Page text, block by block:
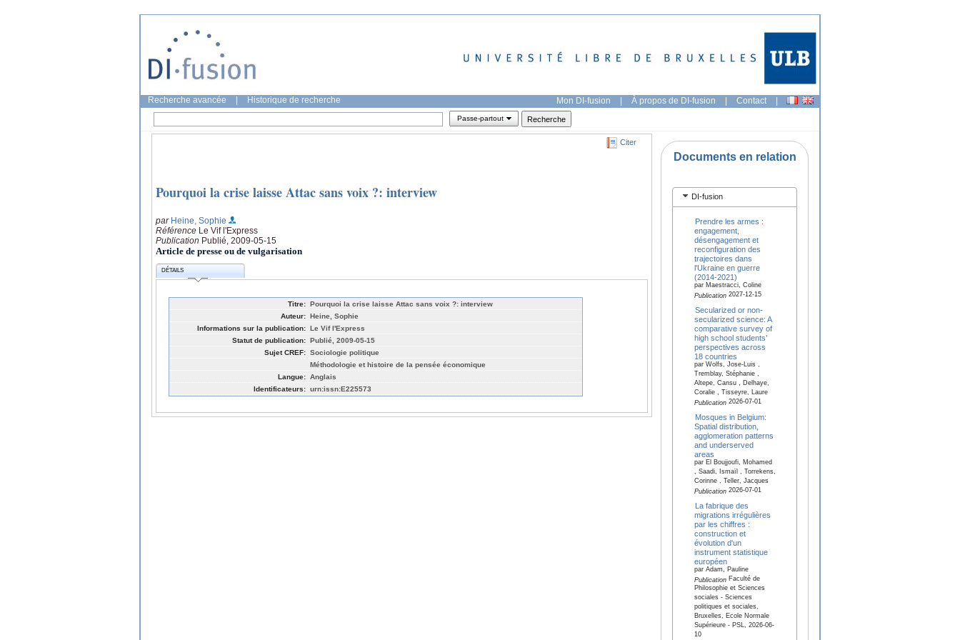
Recherche avancée Historique de recherche Mon DI-fusion | À propos de DI-fusion | Contact |
Passe-partout
Citer
Pourquoi la crise laisse Attac sans voix ?: interview
par Heine, Sophie
Référence Le Vif l'Express
Publication Publié, 2009-05-15
Article de presse ou de vulgarisation
DÉTAILS
Titre: Pourquoi la crise laisse Attac sans voix ?: interview
Auteur: Heine, Sophie
Informations sur la publication: Le Vif l'Express
Statut de publication: Publié, 2009-05-15
Sujet CREF: Sociologie politique
Méthodologie et histoire de la pensée économique
Langue: Anglais
Identificateurs: urn:issn:E225573
Documents en relation
DI-fusion
Prendre les armes :
engagement,
désengagement et
reconfiguration des
trajectoires dans
l'Ukraine en guerre
(2014-2021)
par Maestracci, Coline
Publication2027-12-15
Secularized or non-
secularized science: A
comparative survey of
high school students’
perspectives across
18 countries
par Wolfs, Jose-Luis ,
Tremblay, Stéphanie ,
Altepe, Cansu , Delhaye,
Coralie , Tisseyre, Laure
Publication2026-07-01
Mosques in Belgium:
Spatial distribution,
agglomeration patterns
and underserved
areas
par El Boujjoufi, Mohamed
, Saadi, Ismaïl , Torrekens,
Corinne , Teller, Jacques
Publication2026-07-01
La fabrique des
migrations irrégulières
par les chiffres :
construction et
évolution d'un
instrument statistique
européen
par Adam, Pauline
PublicationFaculté de
Philosophie et Sciences
sociales - Sciences
politiques et sociales,
Bruxelles, Ecole Normale
Supérieure - PSL, 2026-06-
10